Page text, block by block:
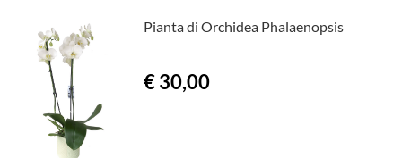
Pianta di Orchidea Phalaenopsis
€ 30,00